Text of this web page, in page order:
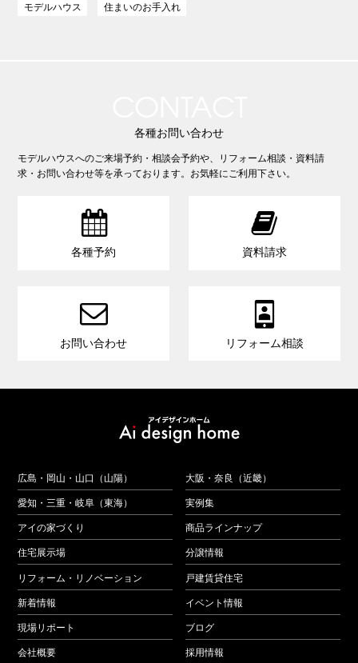
モデルハウス 住まいのお手入れ
各種お問い合わせ
モデルハウスへのご来場予約・相談会予約や、リフォーム相談・資料請
求・お問い合わせ等を承っております。お気軽にご利用下さい。

各種予約

資料請求

お問い合わせ

リフォーム相談
広島・岡山・山口（山陽） 大阪・奈良（近畿）
愛知・三重・岐阜（東海） 実例集
アイの家づくり 商品ラインナップ
住宅展示場 分譲情報
リフォーム・リノベーション 戸建賃貸住宅
新着情報 イベント情報
現場リポート ブログ
会社概要 採用情報